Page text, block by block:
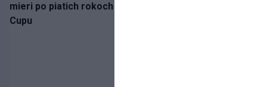
mieri po piatich rokoch do semifinále Hlinka Gretzky
Cupu